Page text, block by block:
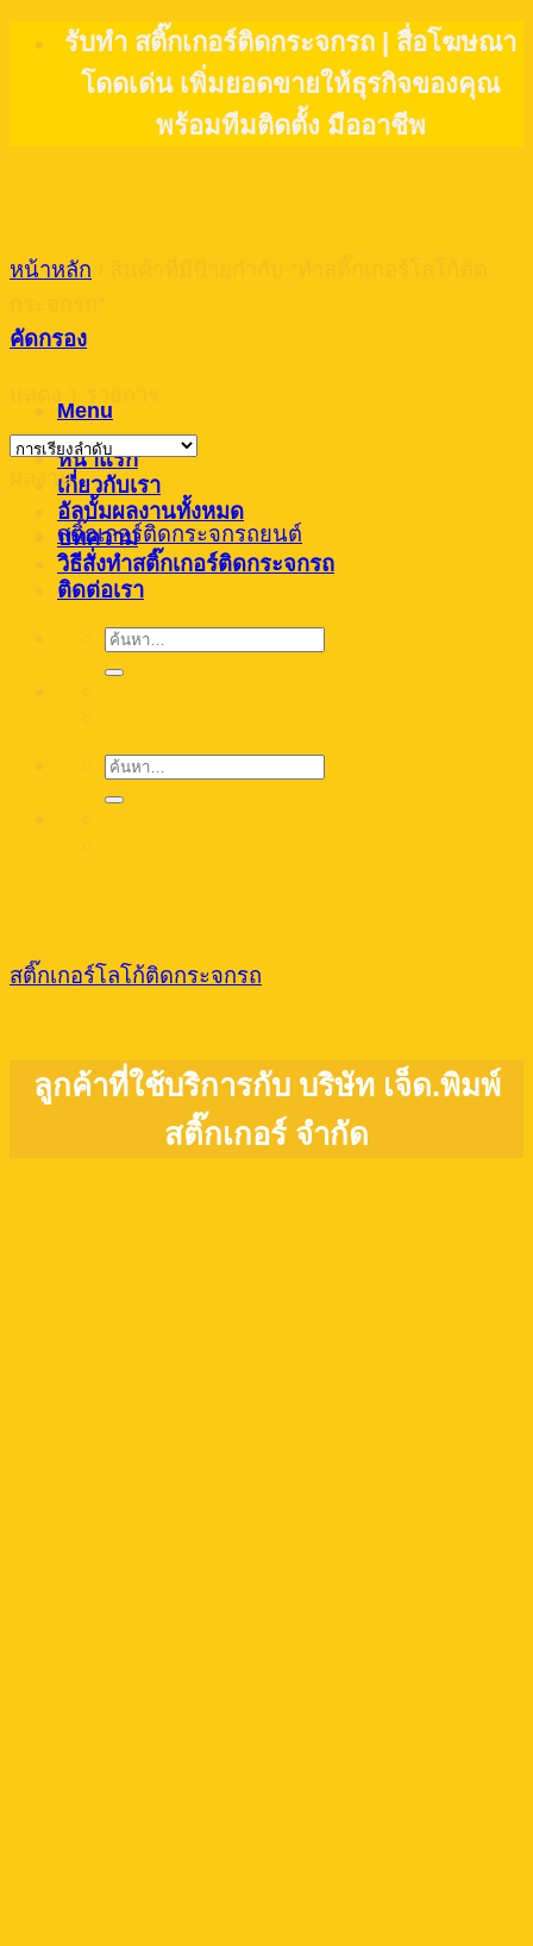
รับทำ สติ๊กเกอร์ติดกระจกรถ | สื่อโฆษณา
โดดเด่น เพิ่มยอดขายให้ธุรกิจของคุณ
พร้อมทีมติดตั้ง มืออาชีพ
Menu
หน้าแรก
เกี่ยวกับเรา
อัลบั้มผลงานทั้งหมด
บทความ
วิธีสั่งทำสติ๊กเกอร์ติดกระจกรถ
ติดต่อเรา
ค้นหา:
ค้นหา:
หน้าหลัก
คัดกรอง
ผลงาน
สติ๊กเกอร์ติดกระจกรถยนต์
สติ๊กเกอร์โลโก้ติดกระจกรถ
ลูกค้าที่ใช้บริการกับ บริษัท เจ็ด.พิมพ์
สติ๊กเกอร์ จำกัด